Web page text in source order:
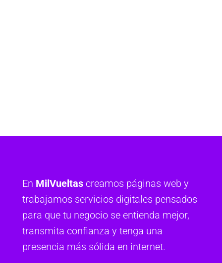
En MilVueltascreamos páginas web y
trabajamos servicios digitales pensados
para que tu negocio se entienda mejor,
transmita confianza y tenga una
presencia más sólida en internet.